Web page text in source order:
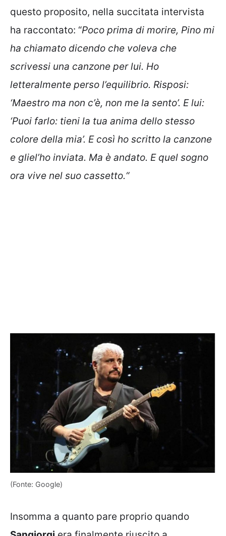
questo proposito, nella succitata intervista
ha raccontato: “Poco prima di morire, Pino mi
ha chiamato dicendo che voleva che
scrivessi una canzone per lui. Ho
letteralmente perso l’equilibrio. Risposi:
‘Maestro ma non c’è, non me la sento’. E lui:
‘Puoi farlo: tieni la tua anima dello stesso
colore della mia’. E così ho scritto la canzone
e gliel’ho inviata. Ma è andato. E quel sogno
ora vive nel suo cassetto.“
(Fonte: Google)
Insomma a quanto pare proprio quando